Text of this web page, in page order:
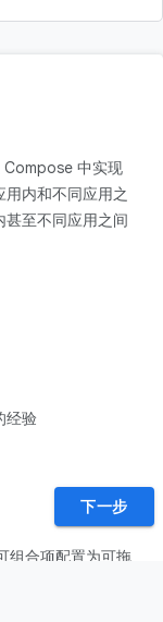
中实现
内和不同应用之
甚至不同应用之间
经验
组合项配置为可拖
下一步